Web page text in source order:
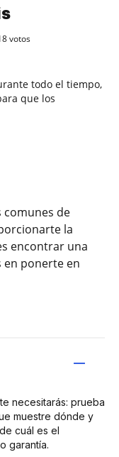
votos
todo el tiempo,
que los
comunes de
la
encontrar una
en ponerte en
necesitarás: prueba
muestre dónde y
cuál es el
garantía.